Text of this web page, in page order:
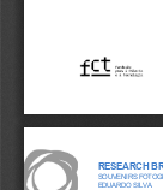
RESEARCH
SOUVENIRS
EDUARDO SILVA